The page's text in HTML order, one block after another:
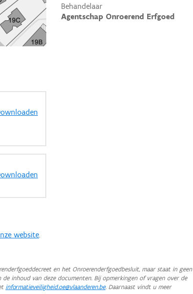
Behandelaar
Agentschap Onroerend Erfgoed
website.
en het Onroerenderfgoedbesluit, maar staat in geen
inhoud van deze documenten. Bij opmerkingen of vragen over de
informatieveiligheid.oe@vlaanderen.be. Daarnaast vindt u meer